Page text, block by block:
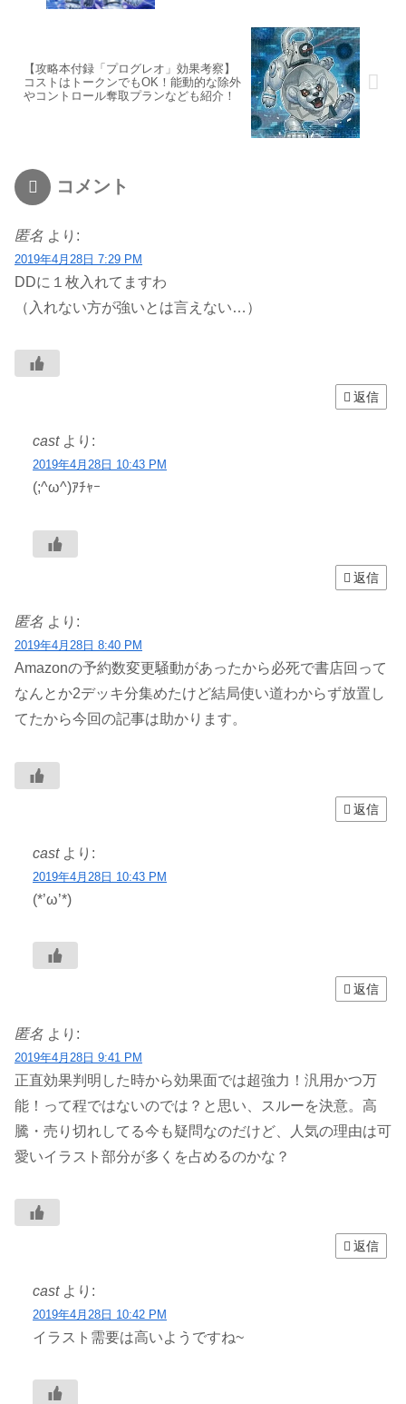
【攻略本付録「プログレオ」効果考察】
コストはトークンでもOK！能動的な除外
やコントロール奪取プランなども紹介！
コメント
匿名 より:
2019年4月28日 7:29 PM
DDに１枚入れてますわ
（入れない方が強いとは言えない…）
返信
cast より:
2019年4月28日 10:43 PM
(;^ω^)ｱﾁｬｰ
返信
匿名 より:
2019年4月28日 8:40 PM
Amazonの予約数変更騒動があったから必死で書店回って
なんとか2デッキ分集めたけど結局使い道わからず放置し
てたから今回の記事は助かります。
返信
cast より:
2019年4月28日 10:43 PM
(*’ω’*)
返信
匿名 より:
2019年4月28日 9:41 PM
正直効果判明した時から効果面では超強力！汎用かつ万
能！って程ではないのでは？と思い、スルーを決意。高
騰・売り切れしてる今も疑問なのだけど、人気の理由は可
愛いイラスト部分が多くを占めるのかな？
返信
cast より:
2019年4月28日 10:42 PM
イラスト需要は高いようですね~